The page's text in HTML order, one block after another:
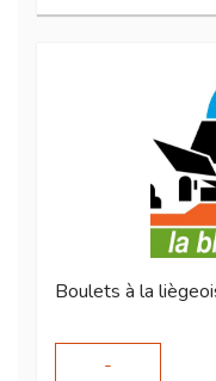
Boulets à la
-